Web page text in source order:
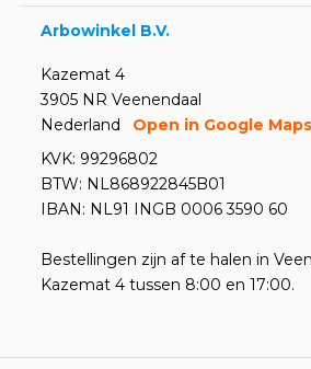
Arbowinkel B.V.
Kazemat 4
3905 NR Veenendaal
Nederland
Open in Google Maps
KVK: 99296802
BTW: NL868922845B01
IBAN: NL91 INGB 0006 3590 60
Bestellingen zijn af te halen in
Kazemat 4 tussen 8:00 en 17:00.